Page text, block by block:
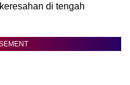
di tengah